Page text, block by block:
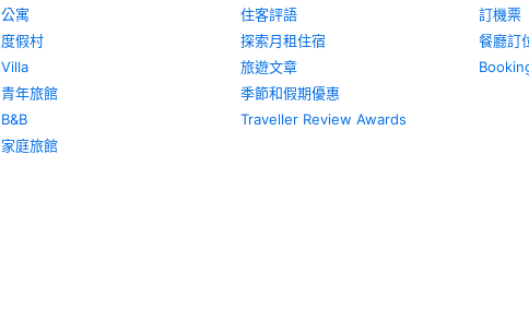
公寓
度假村
Villa
青年旅館
B&B
家庭旅館
住客評語
探索月租住宿
旅遊文章
季節和假期優惠
Traveller Review Awards
訂機票
餐廳訂